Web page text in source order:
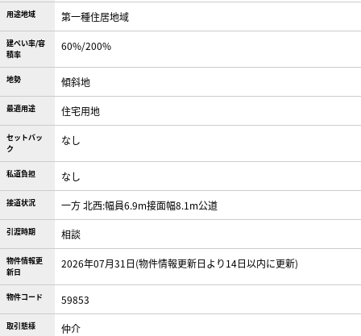
用途地域 第一種住居地域
建ぺい率/容
積率
60%/200%
地勢 傾斜地
最適用途 住宅用地
セットバッ
ク
なし
私道負担 なし
接道状況 一方 北西:幅員6.9m接面幅8.1m公道
引渡時期 相談
物件情報更
新日
2026年07月31日(物件情報更新日より14日以内に更新)
物件コード 59853
取引態様 仲介